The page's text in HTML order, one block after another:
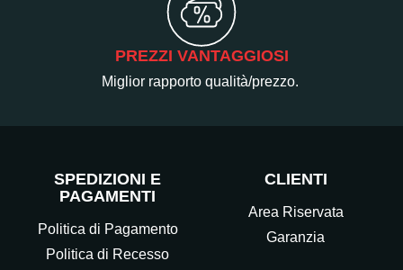
PREZZI VANTAGGIOSI
Miglior rapporto qualità/prezzo.
SPEDIZIONI E
PAGAMENTI
Politica di Pagamento
Politica di Recesso
CLIENTI
Area Riservata
Garanzia